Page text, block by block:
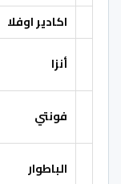
اكادير اوفلا
أنزا
فونتي
الباطوار